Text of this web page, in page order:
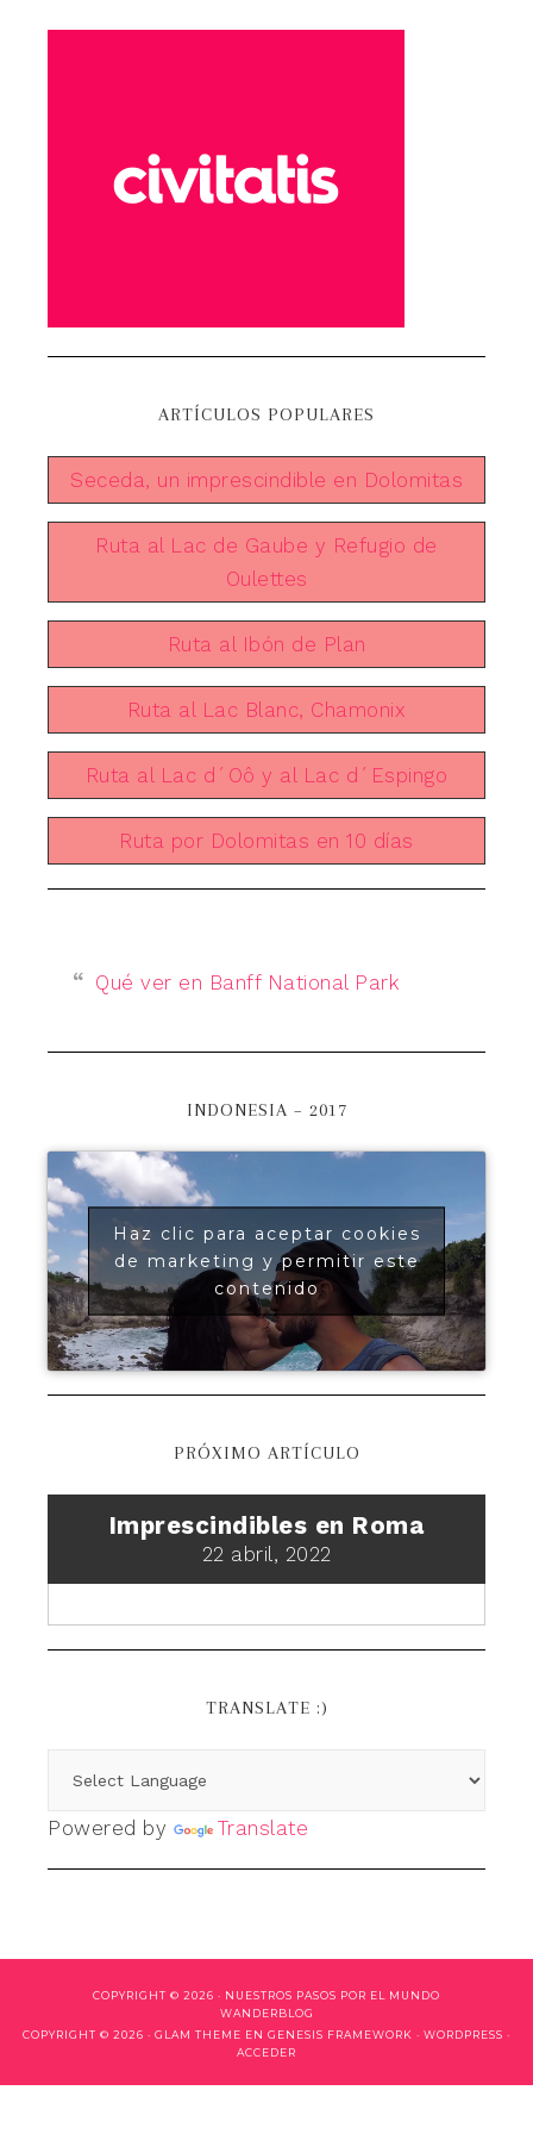
ARTÍCULOS POPULARES
Seceda, un imprescindible en Dolomitas
Ruta al Lac de Gaube y Refugio de
Oulettes
Ruta al Ibón de Plan
Ruta al Lac Blanc, Chamonix
Ruta al Lac d´Oô y al Lac d´Espingo
Ruta por Dolomitas en 10 días
Qué ver en Banff National Park
INDONESIA – 2017
Haz clic para aceptar cookies
de marketing y permitir este
contenido
PRÓXIMO ARTÍCULO
Imprescindibles en Roma
22 abril, 2022
TRANSLATE :)
Powered by Translate
COPYRIGHT © 2026 · NUESTROS PASOS POR EL MUNDO
WANDERBLOG
COPYRIGHT © 2026 · GLAM THEME EN GENESIS FRAMEWORK · WORDPRESS ·
ACCEDER